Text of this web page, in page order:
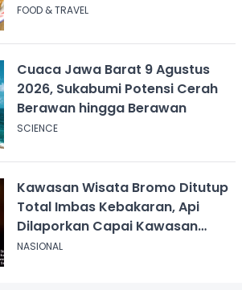
FOOD & TRAVEL
Cuaca Jawa Barat 9 Agustus
2026, Sukabumi Potensi Cerah
Berawan hingga Berawan
SCIENCE
Kawasan Wisata Bromo Ditutup
Total Imbas Kebakaran, Api
Dilaporkan Capai Kawasan
Sabana
NASIONAL